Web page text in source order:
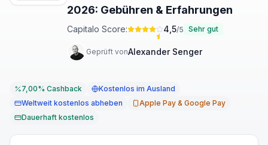
2026: Gebühren & Erfahrungen
Capitalo Score: 4,5/5 Sehr gut
Geprüft vonAlexander Senger
7,00% Cashback
Kostenlos im Ausland
Weltweit kostenlos abheben
Apple Pay & Google Pay
Dauerhaft kostenlos